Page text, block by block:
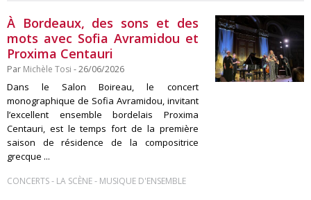
À Bordeaux, des sons et des
mots avec Sofia Avramidou et
Proxima Centauri
Par Michèle Tosi - 26/06/2026
Dans le Salon Boireau, le concert
monographique de Sofia Avramidou, invitant
l’excellent ensemble bordelais Proxima
Centauri, est le temps fort de la première
saison de résidence de la compositrice
grecque ...
CONCERTS- LA SCÈNE- MUSIQUE D'ENSEMBLE